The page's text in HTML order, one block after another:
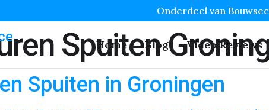
Onderdeel van
Home Blog Video Reviews
Spuiten
Spuiten in Groningen